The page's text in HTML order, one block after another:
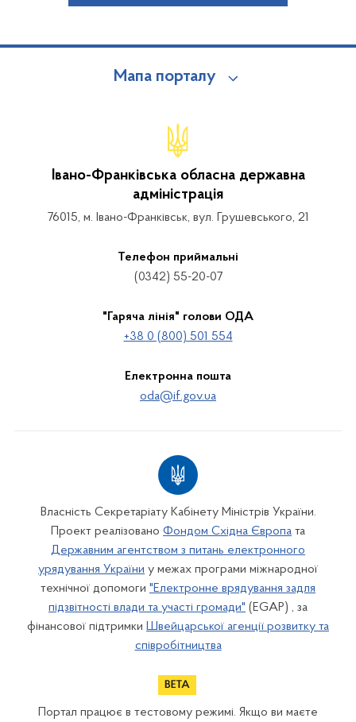
Мапа порталу
Івано-Франківська обласна державна
адміністрація
76015, м. Івано-Франківськ, вул. Грушевського, 21
Телефон приймальні
(0342) 55-20-07
"Гаряча лінія" голови ОДА
+38 0 (800) 501 554
Електронна пошта
oda@if.gov.ua
Власність Секретаріату Кабінету Міністрів України.
Проект реалізовано Фондом Східна Європа та
Державним агентством з питань електронного
урядування України у межах програми міжнародної
технічної допомоги "Електронне врядування задля
підзвітності влади та участі громади" (EGAP) , за
фінансової підтримки Швейцарської агенції розвитку та
співробітництва
Портал працює в тестовому режимі. Якщо ви маєте